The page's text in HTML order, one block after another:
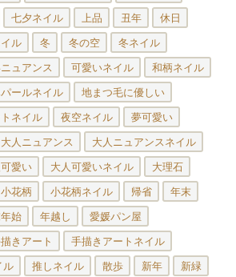
七夕ネイル 上品 丑年 休日
ル 冬 冬の空 冬ネイル
ュアンス 可愛いネイル 和柄ネイル
ールネイル 地まつ毛に優しい
ネイル 夜空ネイル 夢可愛い
大人ニュアンス 大人ニュアンスネイル
愛い 大人可愛いネイル 大理石
小花柄 小花柄ネイル 帰省 年末
始 年越し 愛媛パン屋
きアート 手描きアートネイル
ル 推しネイル 散歩 新年 新緑